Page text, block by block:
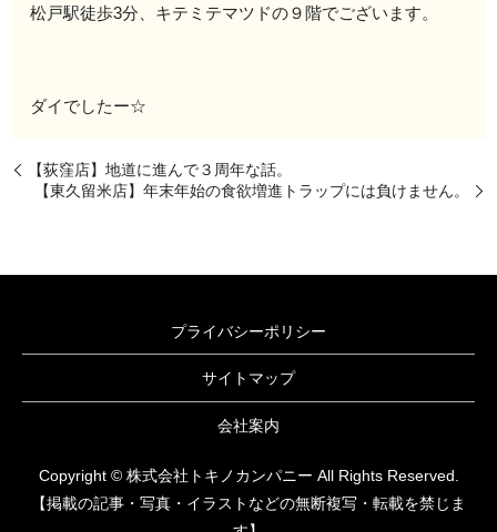
松戸駅徒歩3分、キテミテマツドの９階でございます。
ダイでしたー☆
【荻窪店】地道に進んで３周年な話。
【東久留米店】年末年始の食欲増進トラップには負けません。
プライバシーポリシー
サイトマップ
会社案内
Copyright © 株式会社トキノカンパニー All Rights Reserved.
【掲載の記事・写真・イラストなどの無断複写・転載を禁じま